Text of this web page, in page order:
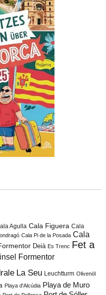
Agulla Cala Figuera Cala
Cala Pi de la Posada Cala
Deià Es Trenc Fet a
Formentor
La Seu Leuchtturm Olivenöl
Playa d'Alcúdia Playa de Muro